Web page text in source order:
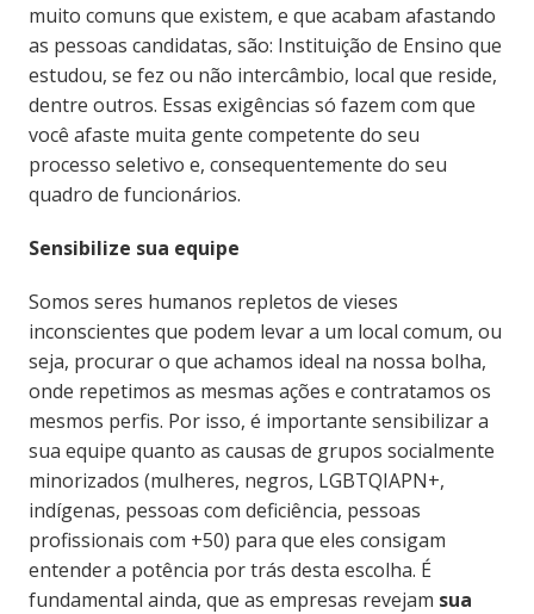
muito comuns que existem, e que acabam afastando
as pessoas candidatas, são: Instituição de Ensino que
estudou, se fez ou não intercâmbio, local que reside,
dentre outros. Essas exigências só fazem com que
você afaste muita gente competente do seu
processo seletivo e, consequentemente do seu
quadro de funcionários.
Sensibilize sua equipe
Somos seres humanos repletos de vieses
inconscientes que podem levar a um local comum, ou
seja, procurar o que achamos ideal na nossa bolha,
onde repetimos as mesmas ações e contratamos os
mesmos perfis. Por isso, é importante sensibilizar a
sua equipe quanto as causas de grupos socialmente
minorizados (mulheres, negros, LGBTQIAPN+,
indígenas, pessoas com deficiência, pessoas
profissionais com +50) para que eles consigam
entender a potência por trás desta escolha. É
fundamental ainda, que as empresas revejam sua